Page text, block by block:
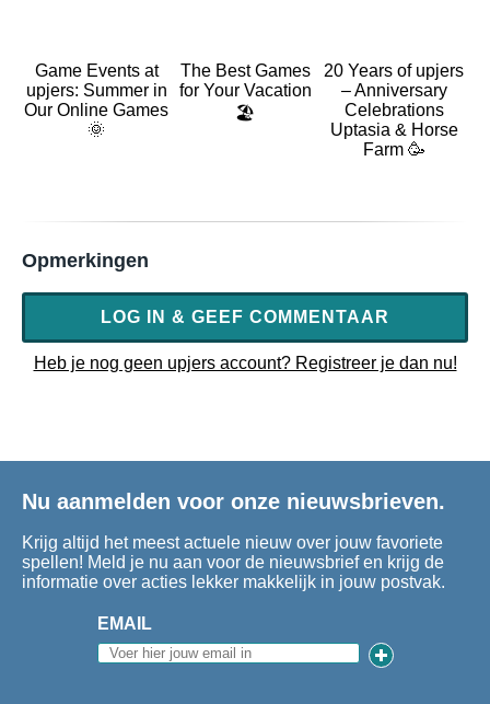
Game Events at
upjers: Summer in
Our Online Games
🌞
The Best Games
for Your Vacation
🏖️
20 Years of upjers
– Anniversary
Celebrations
Uptasia & Horse
Farm 🥳
Opmerkingen
LOG IN & GEEF COMMENTAAR
Heb je nog geen upjers account? Registreer je dan nu!
Nu aanmelden voor onze nieuwsbrieven.
Krijg altijd het meest actuele nieuw over jouw favoriete
spellen! Meld je nu aan voor de nieuwsbrief en krijg de
informatie over acties lekker makkelijk in jouw postvak.
EMAIL